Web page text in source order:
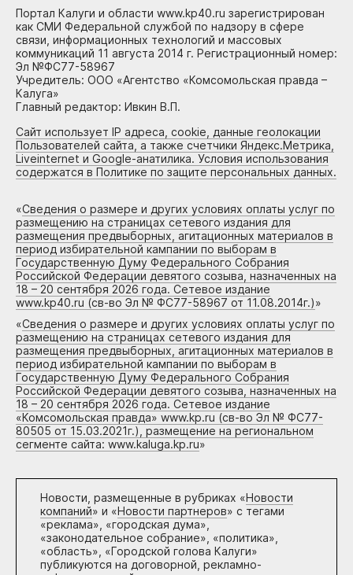
Портал Калуги и области www.kp40.ru зарегистрирован
как СМИ Федеральной службой по надзору в сфере
связи, информационных технологий и массовых
коммуникаций 11 августа 2014 г. Регистрационный номер:
Эл №ФС77-58967
Учредитель: ООО «Агентство «Комсомольская правда –
Калуга»
Главный редактор: Ивкин В.П.
Сайт использует IP адреса, cookie, данные геолокации
Пользователей сайта, а также счетчики Яндекс.Метрика,
Liveinternet и Google-анатилика. Условия использования
содержатся в Политике по защите персональных данных.
«Сведения о размере и других условиях оплаты услуг по
размещению на страницах сетевого издания для
размещения предвыборных, агитационных материалов в
период избирательной кампании по выборам в
Государственную Думу Федерального Собрания
Российской Федерации девятого созыва, назначенных на
18 – 20 сентября 2026 года. Сетевое издание
www.kp40.ru (св-во Эл № ФС77-58967 от 11.08.2014г.)»
«Сведения о размере и других условиях оплаты услуг по
размещению на страницах сетевого издания для
размещения предвыборных, агитационных материалов в
период избирательной кампании по выборам в
Государственную Думу Федерального Собрания
Российской Федерации девятого созыва, назначенных на
18 – 20 сентября 2026 года. Сетевое издание
«Комсомольская правда» www.kp.ru (св-во Эл № ФС77-
80505 от 15.03.2021г.), размещение на региональном
сегменте сайта: www.kaluga.kp.ru»
Новости, размещенные в рубриках «Новости
компаний» и «Новости партнеров» с тегами
«реклама», «городская дума»,
«законодательное собрание», «политика»,
«область», «Городской голова Калуги»
публикуются на договорной, рекламно-